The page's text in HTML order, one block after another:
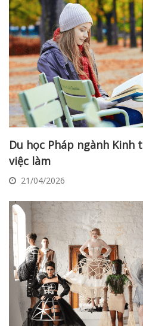
Du học Pháp ngành Kinh
việc làm
21/04/2026